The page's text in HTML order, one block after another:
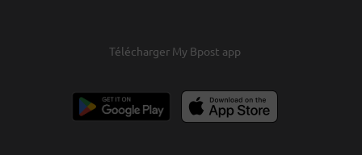
Télécharger My Bpost app